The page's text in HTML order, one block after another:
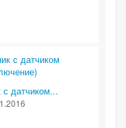
с датчиком...